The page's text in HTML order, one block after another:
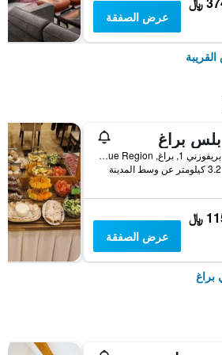
عرض الصفقة
بلس براغ
بريفوزني 1, براغ, Prague Region, جمهورية التشيك
3.2 كيلومتر عن وسط المدينة
﷼
عرض الصفقة
براغ